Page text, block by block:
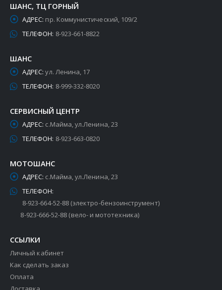
ШАНС, ТЦ ГОРНЫЙ
АДРЕС: пр. Коммунистический, 109/2
ТЕЛЕФОН: 8-923-661-8822
ШАНС
АДРЕС: ул. Ленина, 17
ТЕЛЕФОН: 8-999-332-8020
СЕРВИСНЫЙ ЦЕНТР
АДРЕС: с.Майма, ул.Ленина, 23
ТЕЛЕФОН: 8-923-663-0820
МОТОШАНС
АДРЕС: с.Майма, ул.Ленина, 23
ТЕЛЕФОН:
8-923-664-52-88 (электро-бензоинструмент)
8-923-666-52-88 (вело- и мототехника)
ССЫЛКИ
Личный кабинет
Как сделать заказ
Оплата